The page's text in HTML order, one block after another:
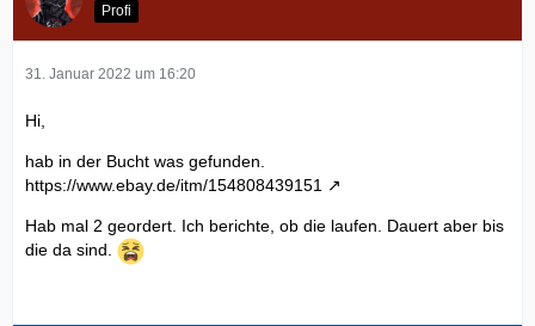
Profi
31. Januar 2022 um 16:20
Hi,
hab in der Bucht was gefunden.
https://www.ebay.de/itm/154808439151
Hab mal 2 geordert. Ich berichte, ob die laufen. Dauert aber bis
die da sind.